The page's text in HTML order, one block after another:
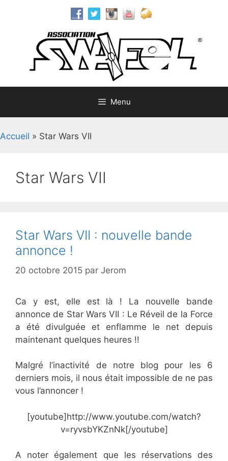
Menu
Accueil » Star Wars VII
Star Wars VII
Star Wars VII : nouvelle bande
annonce !
20 octobre 2015 par Jerom
Ca y est, elle est là ! La nouvelle bande
annonce de Star Wars VII : Le Réveil de la Force
a été divulguée et enflamme le net depuis
maintenant quelques heures !!
Malgré l’inactivité de notre blog pour les 6
derniers mois, il nous était impossible de ne pas
vous l’annoncer !
[youtube]http://www.youtube.com/watch?
v=ryvsbYKZnNk[/youtube]
A noter également que les réservations des